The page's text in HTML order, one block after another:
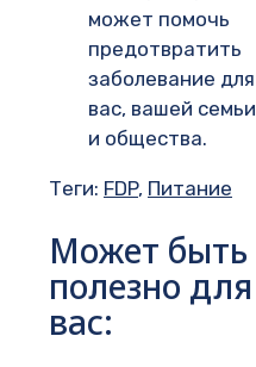
может помочь
предотвратить
заболевание для
вас, вашей семьи
и общества.
Теги: FDP, Питание
Может быть
полезно для
вас: